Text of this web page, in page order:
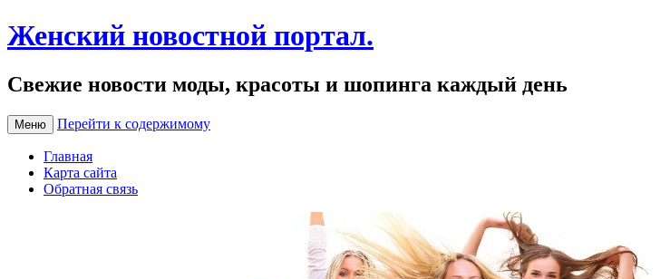
Женский новостной портал.
Свежие новости моды, красоты и шопинга каждый день
Меню Перейти к содержимому
Главная
Карта сайта
Обратная связь